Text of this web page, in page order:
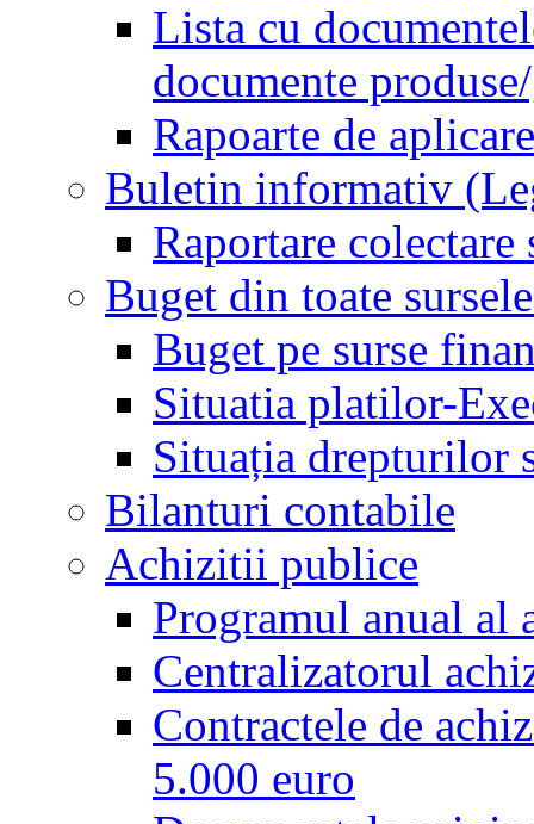
Lista cu
documente
Rapoarte de
Buletin informativ
Raportare colectare
Buget din toate
Buget pe surse
Situatia platilor-
Situația drepturilor
Bilanturi contabile
Achizitii publice
Programul anual
Centralizatorul
Contractele de
5.000 euro